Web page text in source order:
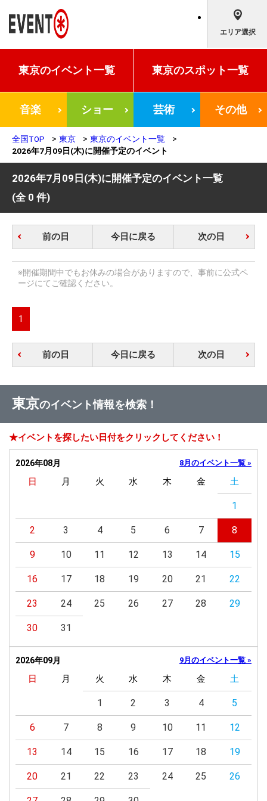
エリア選択
東京のイベント一覧 東京のスポット一覧
音楽 ショー 芸術 その他
全国TOP 東京
東京のイベント一覧
2026年7月09日(木)に開催予定のイベント
2026年7月09日(木)に開催予定のイベント一覧
(全 0 件)
前の日 今日に戻る 次の日
※開催期間中でもお休みの場合がありますので、事前に公式ペ
ージにてご確認ください。
1
前の日 今日に戻る 次の日
東京のイベント情報を検索！
★イベントを探したい日付をクリックしてください！
2026年08月 8月のイベント一覧 »
日 月 火 水 木 金 土
1
2 3 4 5 6 7 8
9 10 11 12 13 14 15
16 17 18 19 20 21 22
23 24 25 26 27 28 29
30 31
2026年09月 9月のイベント一覧 »
日 月 火 水 木 金 土
1 2 3 4 5
6 7 8 9 10 11 12
13 14 15 16 17 18 19
20 21 22 23 24 25 26